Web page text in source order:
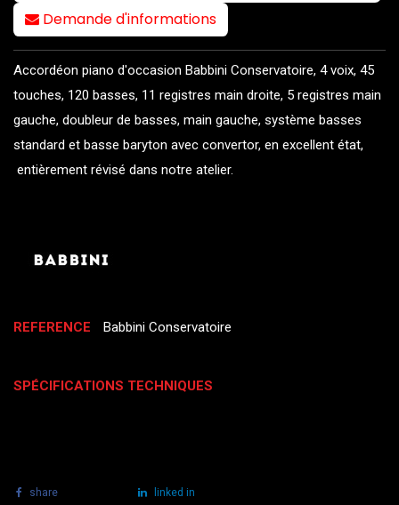
Demande d'informations
Accordéon piano d'occasion Babbini Conservatoire, 4 voix, 45
touches, 120 basses, 11 registres main droite, 5 registres main
gauche, doubleur de basses, main gauche, système basses
standard et basse baryton avec convertor, en excellent état,
entièrement révisé dans notre atelier.
REFERENCE Babbini Conservatoire
SPÉCIFICATIONS TECHNIQUES
share linked in